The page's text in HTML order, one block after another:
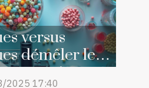
versus
démêler les
santé
2025 17:40